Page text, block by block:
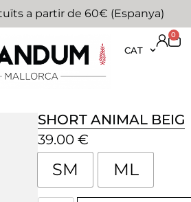
a partir de 60€ (Espanya)
CAT
0
SHORT ANIMAL BEIG
39.00 €
SM ML